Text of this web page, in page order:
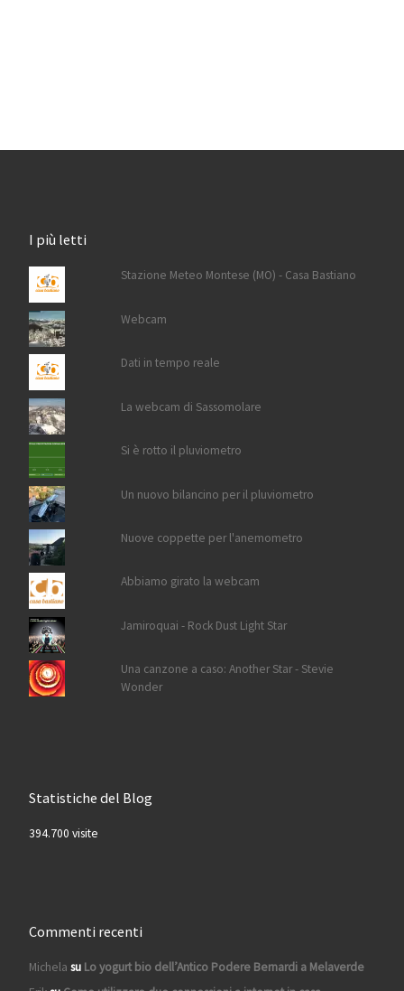
I più letti
Stazione Meteo Montese (MO) - Casa Bastiano
Webcam
Dati in tempo reale
La webcam di Sassomolare
Si è rotto il pluviometro
Un nuovo bilancino per il pluviometro
Nuove coppette per l'anemometro
Abbiamo girato la webcam
Jamiroquai - Rock Dust Light Star
Una canzone a caso: Another Star - Stevie
Wonder
Statistiche del Blog
394.700 visite
Commenti recenti
Michela su Lo yogurt bio dell’Antico Podere Bernardi a Melaverde